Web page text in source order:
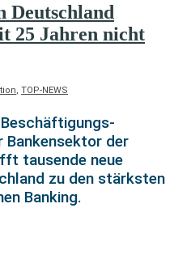
Deutschland
25 Jahren nicht
, TOP-NEWS
der
tausende neue
zu den stärksten
Banking.